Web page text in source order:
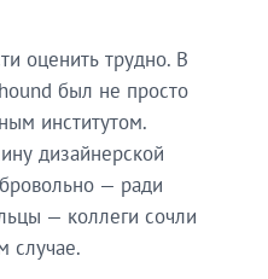
оценить трудно. В
был не просто
институтом.
дизайнерской
— ради
— коллеги сочли
случае.